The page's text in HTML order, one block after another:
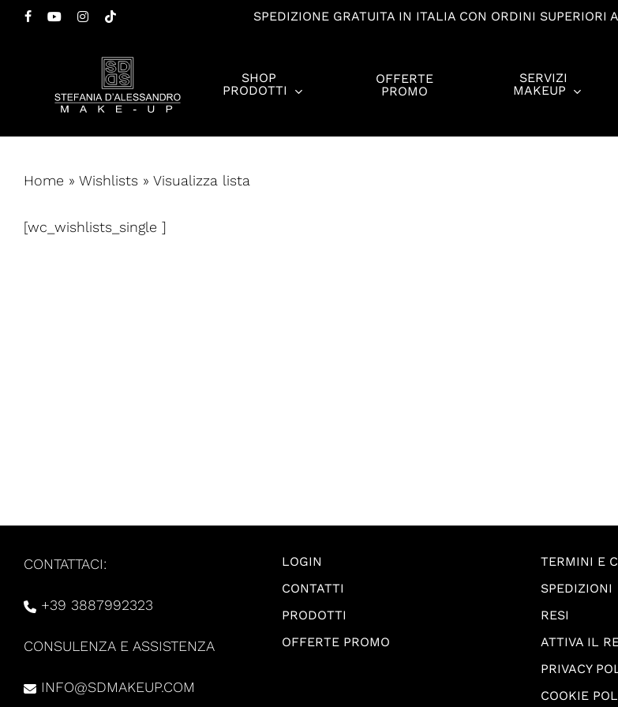
Salta
INSTAGRAM
TIKTOK
SPEDIZIONE GRATUITA IN ITALIA CON ORDINI SUPERIORI
Premi invio per cercare o ESC per chiudere
SHOP
PRODOTTI
OFFERTE
PROMO
SERVIZI
MAKEUP
Home » Wishlists » Visualizza lista
[wc_wishlists_single ]
CONTATTACI:
+39 3887992323
CONSULENZA E ASSISTENZA
INFO@SDMAKEUP.COM
LOGIN
CONTATTI
PRODOTTI
OFFERTE PROMO
TERMINI E
SPEDIZIONI
RESI
ATTIVA IL
PRIVACY
COOKIE